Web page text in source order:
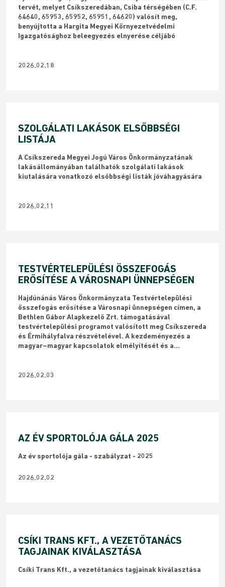
tervét, melyet Csíkszeredában, Csiba térségében (C.F.
64640, 65953, 65952, 65951, 64620) valósít meg,
benyújtotta a Hargita Megyei Környezetvédelmi
Igazgatósághoz beleegyezés elnyerése céljábó
2026.02.18
SZOLGÁLATI LAKÁSOK ELSŐBBSÉGI
LISTÁJA
A Csíkszereda Megyei Jogú Város Önkormányzatának
lakásállományában találhatók szolgálati lakások
kiutalására vonatkozó elsőbbségi listák jóváhagyására
2026.02.11
TESTVÉRTELEPÜLÉSI ÖSSZEFOGÁS
ERŐSÍTÉSE A VÁROSNAPI ÜNNEPSÉGEN
​Hajdúnánás Város Önkormányzata Testvértelepülési
összefogás erősítése a Városnapi ünnepségen címen, a
Bethlen Gábor Alapkezelő Zrt. támogatásával
testvértelepülési programot valósított meg Csíkszereda
és Érmihályfalva részvételével. A kezdeményezés a
magyar–magyar kapcsolatok elmélyítését és a...
2026.02.03
AZ ÉV SPORTOLÓJA GÁLA 2025
Az év sportolója gála - szabályzat - 2025
2026.02.02
CSÍKI TRANS KFT., A VEZETŐTANÁCS
TAGJAINAK KIVÁLASZTÁSA
Csíki Trans Kft., a vezetőtanács tagjainak kiválasztása